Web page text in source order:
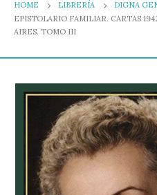
HOME LIBRERÍA
DIGNA
EPISTOLARIO FAMILIAR. CARTAS
AIRES. TOMO III